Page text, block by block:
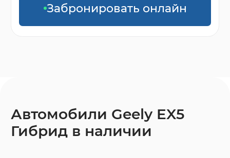
Забронировать онлайн
Автомобили Geely EX5
Гибрид в наличии